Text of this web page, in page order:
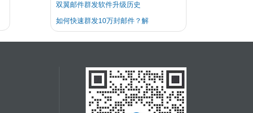
双翼邮件群发软件升级历史
如何快速群发10万封邮件？解